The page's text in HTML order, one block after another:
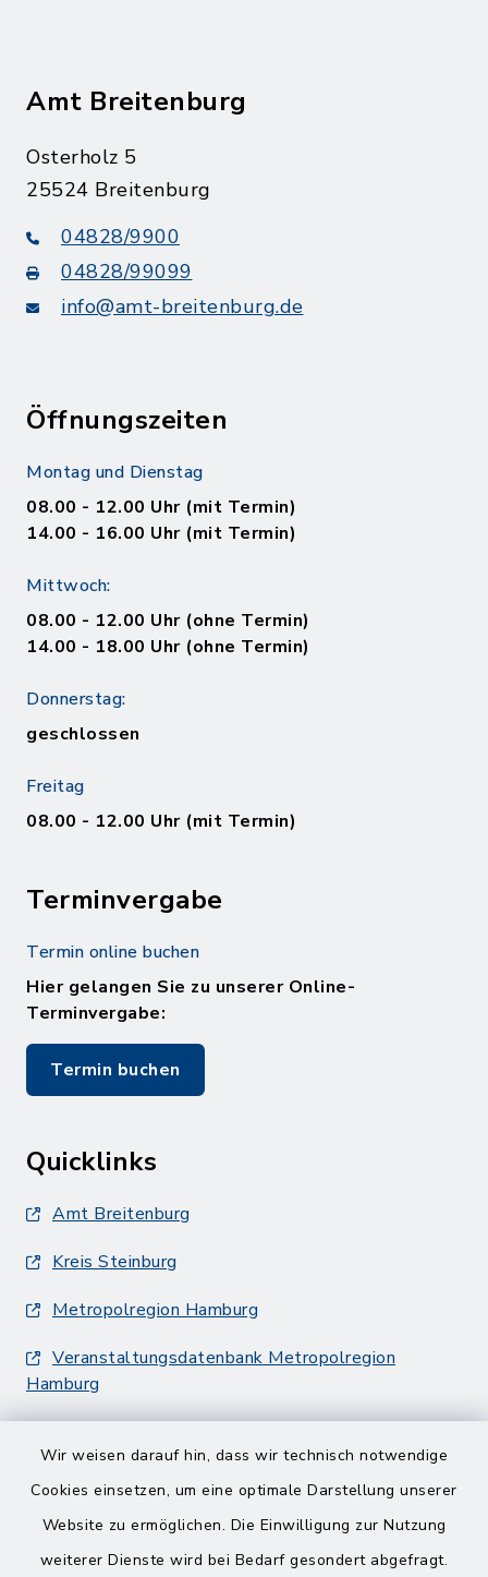
Wir weisen darauf hin, dass wir technisch notwendige
Cookies einsetzen, um eine optimale Darstellung unserer
Website zu ermöglichen. Die Einwilligung zur Nutzung
weiterer Dienste wird bei Bedarf gesondert abgefragt.
Amt Breitenburg
Osterholz 5
25524 Breitenburg
04828/9900
04828/99099
info@amt-breitenburg.de
Öffnungszeiten
Montag und Dienstag
08.00 - 12.00 Uhr (mit Termin)
14.00 - 16.00 Uhr (mit Termin)
Mittwoch:
08.00 - 12.00 Uhr (ohne Termin)
14.00 - 18.00 Uhr (ohne Termin)
Donnerstag:
geschlossen
Freitag
08.00 - 12.00 Uhr (mit Termin)
Terminvergabe
Termin online buchen
Hier gelangen Sie zu unserer Online-
Terminvergabe:
Termin buchen
Quicklinks
Amt Breitenburg
Kreis Steinburg
Metropolregion Hamburg
Veranstaltungsdatenbank Metropolregion
Hamburg